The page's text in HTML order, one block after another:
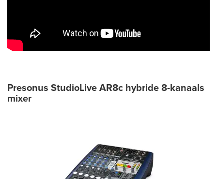
Presonus StudioLive AR8c hybride 8-kanaals
mixer